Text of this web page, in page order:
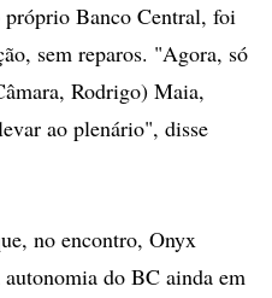
Banco Central, foi
sem reparos. "Agora, só
Rodrigo) Maia,
ao plenário", disse
no encontro, Onyx
do BC ainda em